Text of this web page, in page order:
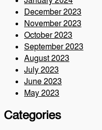
December 2023
November 2023
October 2023
September 2023
August 2023
July 2023
June 2023
May 2023
Categories